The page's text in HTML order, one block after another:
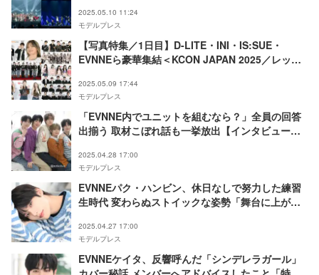
ットリスト】
2025.05.10 11:24
モデルプレス
【写真特集／1日目】D-LITE・INI・IS:SUE・
EVNNEら豪華集結＜KCON JAPAN 2025／レッド
2025.05.09 17:44
モデルプレス
「EVNNE内でユニットを組むなら？」全員の回答
出揃う 取材こぼれ話も一挙放出【インタビュー連
2025.04.28 17:00
モデルプレス
EVNNEパク・ハンビン、休日なしで努力した練習
生時代 変わらぬストイックな姿勢「舞台に上がる
2025.04.27 17:00
モデルプレス
EVNNEケイタ、反響呼んだ「シンデレラガール」